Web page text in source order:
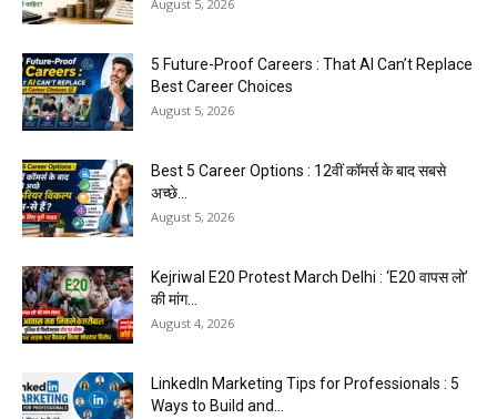
August 5, 2026
5 Future-Proof Careers : That AI Can’t Replace
Best Career Choices
August 5, 2026
Best 5 Career Options : 12वीं कॉमर्स के बाद सबसे
अच्छे...
August 5, 2026
Kejriwal E20 Protest March Delhi : ‘E20 वापस लो’
की मांग...
August 4, 2026
LinkedIn Marketing Tips for Professionals : 5
Ways to Build and...